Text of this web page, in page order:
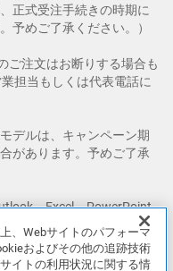
正式受注手続きの時期に
予めご了承ください。）
ご注文はお断りする場合も
担当もしくは代表電話に
デルは、キャンペーン期
があります。予めご了承
、Excel、PowerPoint
その他の国における登録
各社の商標または登録商
、Webサイトのパフォーマ
およびその他の追跡技術
イトの利用状況に関する情